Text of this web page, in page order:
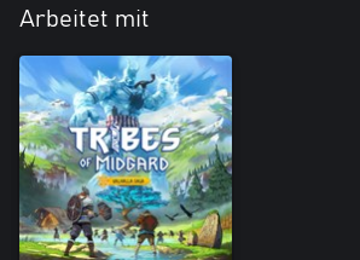
Arbeitet mit